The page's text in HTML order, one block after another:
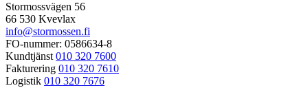
Stormossvägen 56
66 530 Kvevlax
info@stormossen.fi
FO-nummer: 0586634-8
Kundtjänst 010 320 7600
Fakturering 010 320 7610
Logistik 010 320 7676